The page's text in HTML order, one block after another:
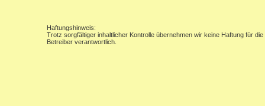
Haftungshinweis:
Trotz sorgfältiger inhaltlicher Kontrolle übernehmen wir keine Haftung für
Betreiber verantwortlich.